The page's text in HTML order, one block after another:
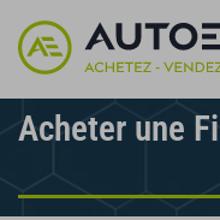
Acheter une